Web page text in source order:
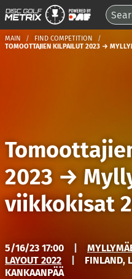
MAIN
FIND COMPETITION
TOMOOTTAJIEN KILPAILUT 2023 →
2023 →
viikkokisat
5/16/23 17:00
LAYOUT 2022
FINLAND,
KANKAANPÄÄ